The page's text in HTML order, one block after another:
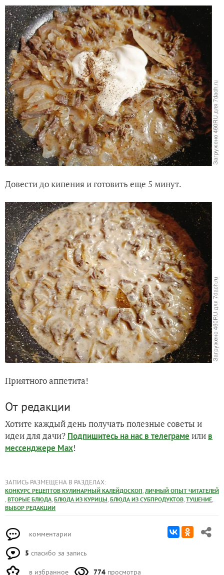
Довести до кипения и готовить еще 5 минут.
Приятного аппетита!
От редакции
Хотите каждый день получать полезные советы и
идеи для дачи? Подпишитесь на нас в телеграме или в
мессенджере Max!
ЗАПИСЬ РАЗМЕЩЕНА В РАЗДЕЛАХ:
КОНКУРС РЕЦЕПТОВ КУЛИНАРНЫЙ КАЛЕЙДОСКОП, ЛИЧНЫЙ ОПЫТ ЧИТАТЕЛЕЙ
, ВТОРЫЕ БЛЮДА, БЛЮДА ИЗ КУРИЦЫ, БЛЮДА ИЗ СУБПРОДУКТОВ, ТУШЕНИЕ,
ВЫБОР РЕДАКЦИИ
комментарии
5 спасибо за запись
в избранное 774 просмотра